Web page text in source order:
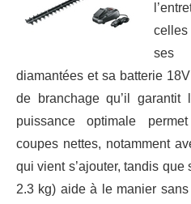
celles
ses
diamantées et sa batterie
de branchage qu’il garantit
puissance optimale
coupes nettes, notamment
qui vient s’ajouter, tandis
2.3 kg) aide à le manier sans